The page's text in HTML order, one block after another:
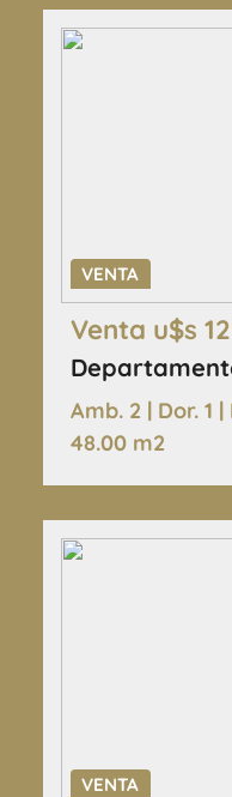
VENTA
Venta u$s
Amb. 2 | Dor. 1
48.00 m2
VENTA